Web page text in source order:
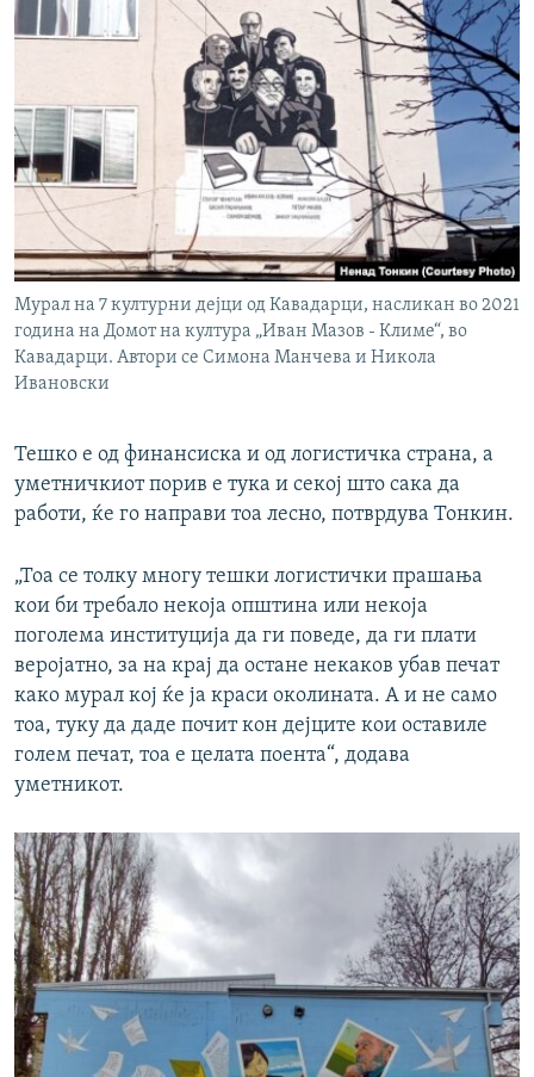
Mурал на 7 културни дејци од Кавадарци, насликан во 2021
година на Домот на култура „Иван Мазов - Климе“, во
Кавадарци. Автори се Симона Манчева и Никола
Ивановски
Тешко е од финансиска и од логистичка страна, а
уметничкиот порив е тука и секој што сака да
работи, ќе го направи тоа лесно, потврдува Тонкин.
„Тоа се толку многу тешки логистички прашања
кои би требало некоја општина или некоја
поголема институција да ги поведе, да ги плати
веројатно, за на крај да остане некаков убав печат
како мурал кој ќе ја краси околината. А и не само
тоа, туку да даде почит кон дејците кои оставиле
голем печат, тоа е целата поента“, додава
уметникот.